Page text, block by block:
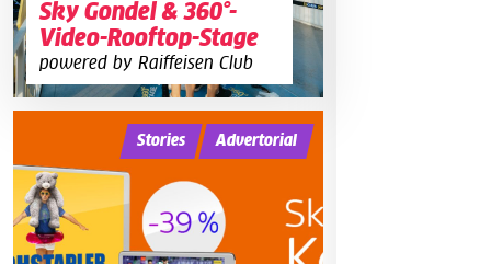
Sky Gondel & 360°-
Video-Rooftop-Stage
powered by Raiffeisen Club
Stories Advertorial